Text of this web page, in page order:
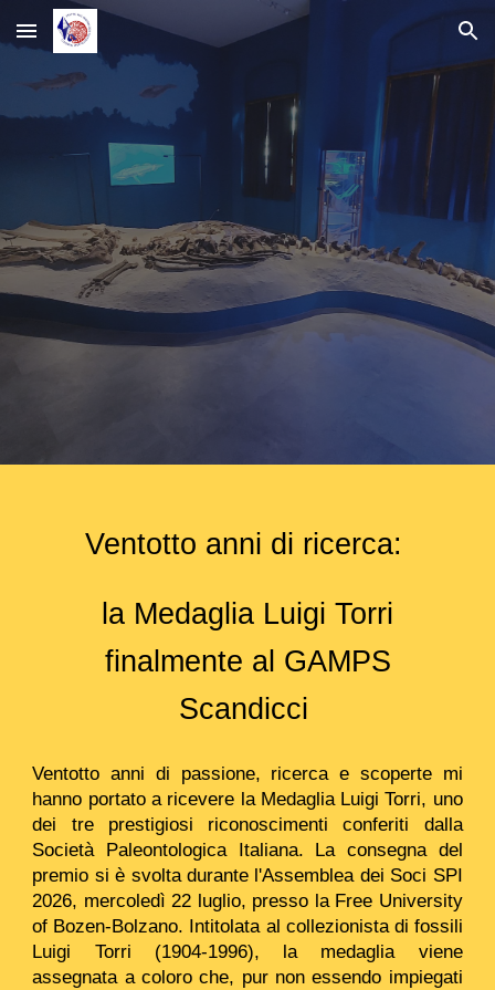
Skip to main content Skip to navigation
Ventotto anni di ricerca:
la Medaglia Luigi Torri
finalmente al GAMPS
Scandicci
Ventotto anni di passione, ricerca e scoperte mi
hanno portato a ricevere la Medaglia Luigi Torri, uno
dei tre prestigiosi riconoscimenti conferiti dalla
Società Paleontologica Italiana. La consegna del
premio si è svolta durante l'Assemblea dei Soci SPI
2026, mercoledì 22 luglio, presso la Free University
of Bozen-Bolzano. Intitolata al collezionista di fossili
Luigi Torri (1904-1996), la medaglia viene
assegnata a coloro che, pur non essendo impiegati